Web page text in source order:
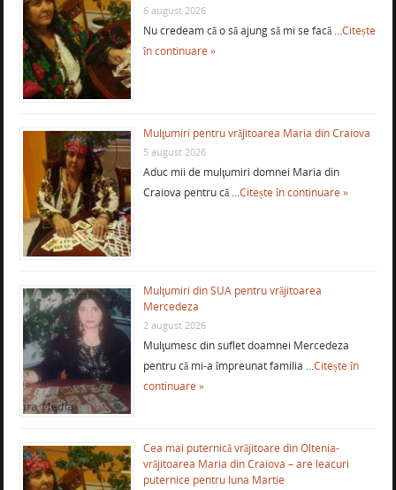
6 august 2026
Nu credeam că o să ajung să mi se facă …Citește
în continuare »
Mulţumiri pentru vrăjitoarea Maria din Craiova
5 august 2026
Aduc mii de mulţumiri domnei Maria din
Craiova pentru că …Citește în continuare »
Mulţumiri din SUA pentru vrăjitoarea
Mercedeza
2 august 2026
Mulţumesc din suflet doamnei Mercedeza
pentru că mi-a împreunat familia …Citește în
continuare »
Cea mai puternică vrăjitoare din Oltenia-
vrăjitoarea Maria din Craiova – are leacuri
puternice pentru luna Martie